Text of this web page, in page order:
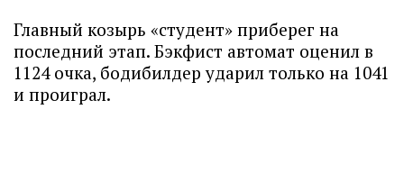
Главный козырь «студент» приберег на
последний этап. Бэкфист автомат оценил в
1124 очка, бодибилдер ударил только на 1041
и проиграл.